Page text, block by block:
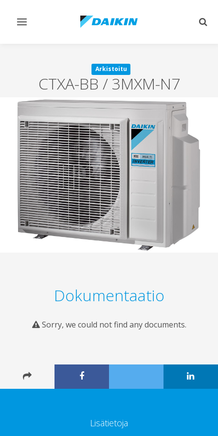
Vaihda
Arkistoitu
CTXA-BB / 3MXM-N7
Dokumentaatio
Sorry, we could not find any documents.
Lisätietoja